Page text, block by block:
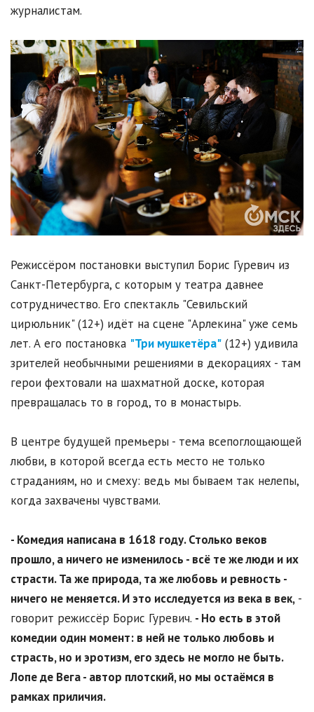
журналистам.
Режиссёром постановки выступил Борис Гуревич из
Санкт-Петербурга, с которым у театра давнее
сотрудничество. Его спектакль "Севильский
цирюльник" (12+) идёт на сцене "Арлекина" уже семь
лет. А его постановка "Три мушкетёра" (12+) удивила
зрителей необычными решениями в декорациях - там
герои фехтовали на шахматной доске, которая
превращалась то в город, то в монастырь.
В центре будущей премьеры - тема всепоглощающей
любви, в которой всегда есть место не только
страданиям, но и смеху: ведь мы бываем так нелепы,
когда захвачены чувствами.
- Комедия написана в 1618 году. Столько веков
прошло, а ничего не изменилось - всё те же люди и их
страсти. Та же природа, та же любовь и ревность -
ничего не меняется. И это исследуется из века в век, -
говорит режиссёр Борис Гуревич. - Но есть в этой
комедии один момент: в ней не только любовь и
страсть, но и эротизм, его здесь не могло не быть.
Лопе де Вега - автор плотский, но мы остаёмся в
рамках приличия.